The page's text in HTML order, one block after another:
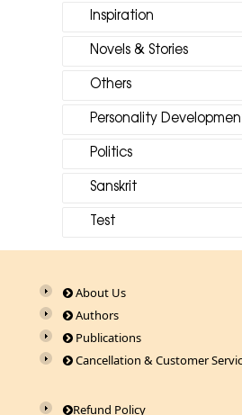
Inspiration
Novels & Stories
Others
Personality
Politics
Sanskrit
Test
About Us
Authors
Publications
Cancellation & Customer
Refund Policy